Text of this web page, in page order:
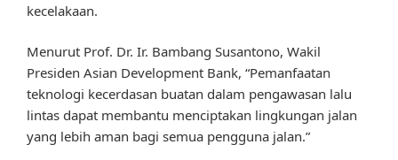
kecelakaan.
Menurut Prof. Dr. Ir. Bambang Susantono, Wakil
Presiden Asian Development Bank, “Pemanfaatan
teknologi kecerdasan buatan dalam pengawasan lalu
lintas dapat membantu menciptakan lingkungan jalan
yang lebih aman bagi semua pengguna jalan.”